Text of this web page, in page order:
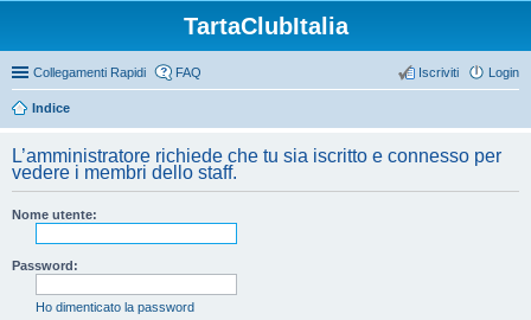
TartaClubItalia
Collegamenti Rapidi FAQ Login
Iscriviti
Indice
L’amministratore richiede che tu sia iscritto e connesso per
vedere i membri dello staff.
Nome utente:
Password:
Ho dimenticato la password